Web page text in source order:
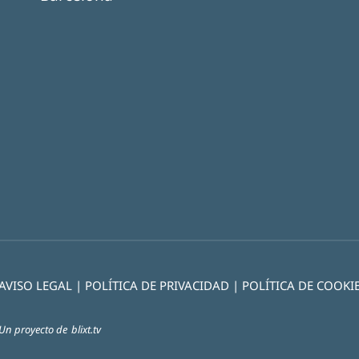
LEGAL| POLÍTICA DE PRIVACIDAD | POLÍTICA DE
proyecto de blixt.tv